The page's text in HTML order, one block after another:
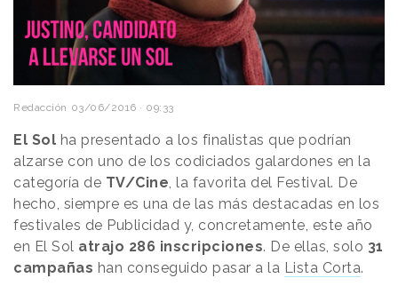
Redacción 03/06/2016 · 09:33
El Sol ha presentado a los finalistas que podrían
alzarse con uno de los codiciados galardones en la
categoría de TV/Cine, la favorita del Festival. De
hecho, siempre es una de las más destacadas en los
festivales de Publicidad y, concretamente, este año
en El Sol atrajo 286 inscripciones. De ellas, solo 31
campañas han conseguido pasar a la Lista Corta.